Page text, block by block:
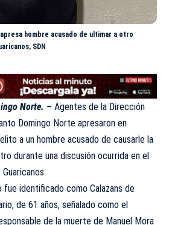
hombre acusado de ultimar a otro
SDN
Norte. – Agentes de la Dirección
Domingo Norte apresaron en
a un hombre acusado de causarle la
durante una discusión ocurrida en el
fue identificado como Calazans de
de 61 años, señalado como el
de la muerte de Manuel Mora